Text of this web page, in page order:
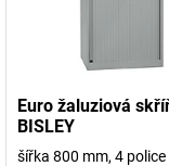
Euro žaluziová
BISLEY
šířka 800 mm, 4 police